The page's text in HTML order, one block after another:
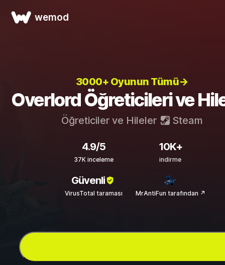
wemod
3000+ Oyunun Tümü→
Overlord Öğreticileri ve
Öğreticiler ve Hileler Steam
4.9/5
37K inceleme
10K+
indirme
Güvenli
VirusTotal taraması MrAntiFun tarafından ↗